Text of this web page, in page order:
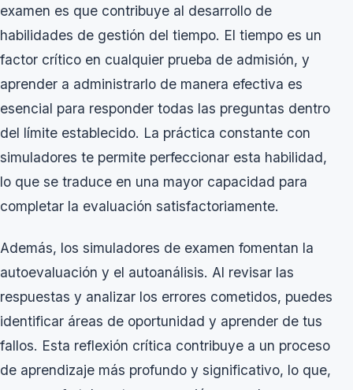
examen es que contribuye al desarrollo de
habilidades de gestión del tiempo. El tiempo es un
factor crítico en cualquier prueba de admisión, y
aprender a administrarlo de manera efectiva es
esencial para responder todas las preguntas dentro
del límite establecido. La práctica constante con
simuladores te permite perfeccionar esta habilidad,
lo que se traduce en una mayor capacidad para
completar la evaluación satisfactoriamente.
Además, los simuladores de examen fomentan la
autoevaluación y el autoanálisis. Al revisar las
respuestas y analizar los errores cometidos, puedes
identificar áreas de oportunidad y aprender de tus
fallos. Esta reflexión crítica contribuye a un proceso
de aprendizaje más profundo y significativo, lo que,